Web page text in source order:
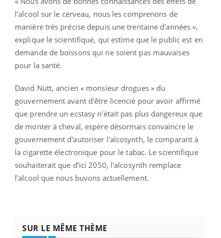
l'alcool sur le cerveau, nous les comprenons de
manière très précise depuis une trentaine d'années »,
explique le scientifique, qui estime que le public est en
demande de boissons qui ne soient pas mauvaises
pour la santé.
David Nutt, ancien « monsieur drogues » du
gouvernement avant d'être licencié pour avoir affirmé
que prendre un ecstasy n'était pas plus dangereux que
de monter à cheval, espère désormais convaincre le
gouvernement d'autoriser l'alcosynth, le comparant à
la cigarette électronique pour le tabac. Le scientifique
souhaiterait que d’ici 2050, l'alcosynth remplace
l'alcool que nous buvons actuellement.
SUR LE MÊME THÈME